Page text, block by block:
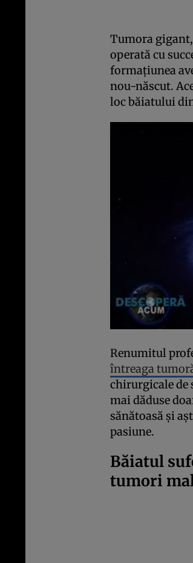
Tumora
operată cu
formațiunea
nou-născut.
loc băiatului
Renumitul
întreaga
chirurgicale de
mai dăduse
sănătoasă și
pasiune.
Băiatul
tumori